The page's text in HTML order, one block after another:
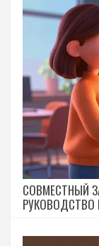
СОВМЕСТНЫЙ
РУКОВОДСТВО